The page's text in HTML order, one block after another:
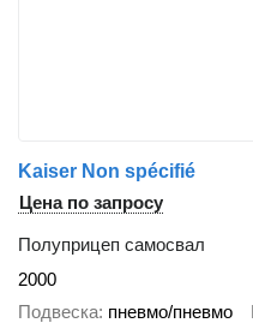
Kaiser Non spécifié
Цена по запросу
Полуприцеп самосвал
2000
Подвеска пневмо/пневмо